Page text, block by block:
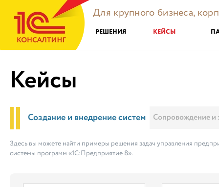
Для крупного бизнеса,
РЕШЕНИЯ КЕЙСЫ
Кейсы
Создание и внедрение систем Сопровождение и
Здесь вы можете найти примеры решения задач управления
системы программ «1С:Предприятие 8».